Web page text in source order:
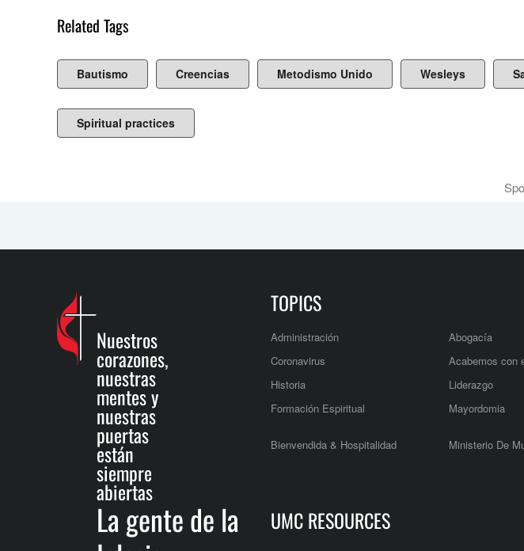
Related Tags
Bautismo Creencias Metodismo Unido Wesleys
Spiritual practices
Nuestros
corazones,
nuestras
mentes y
nuestras
puertas
están
siempre
abiertas
La gente de la
TOPICS
Administración Abogacía
Coronavirus
Acabemos con
Historia
Liderazgo
Formación Espiritual
Mayordomia
Bienvendida & Hospitalidad
Ministerio De
UMC RESOURCES